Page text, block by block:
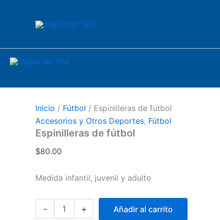
contenido
Inicio / Fútbol / Espinilleras de fútbol
Accesorios y Otros Deportes, Fútbol
Espinilleras de fútbol
$80.00
Medida infantil, juvenil y adulto
-
fútbol
+
Añadir al carrito